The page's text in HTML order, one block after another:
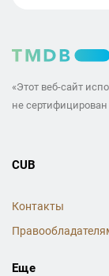
«Этот веб-сайт
не
CUB
Контакты
Еще